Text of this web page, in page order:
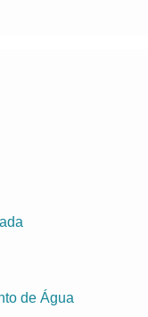
de Água